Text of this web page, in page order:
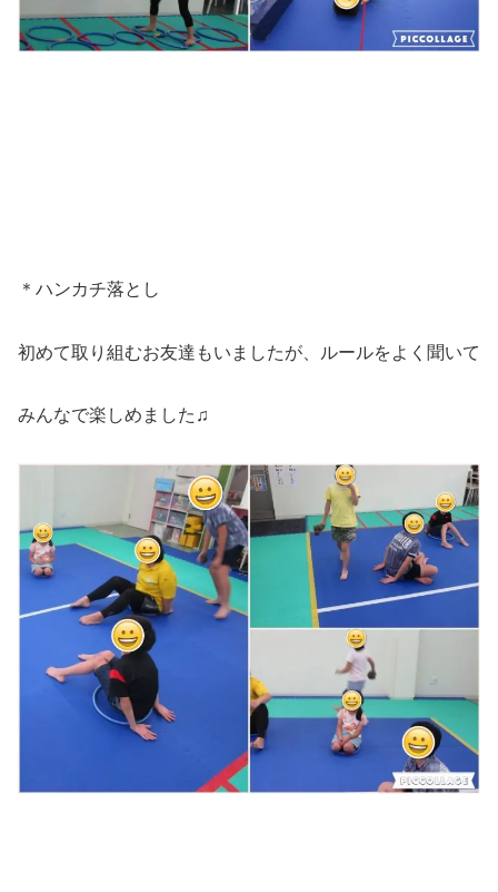
＊ハンカチ落とし
初めて取り組むお友達もいましたが、ルールをよく聞いて
みんなで楽しめました♫